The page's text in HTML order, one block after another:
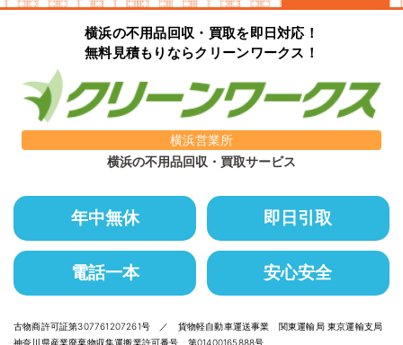
横浜の不用品回収・買取を即日対応！
無料見積もりならクリーンワークス！
横浜営業所
横浜の不用品回収・買取サービス
年中無休 即日引取
電話一本 安心安全
古物商許可証第307761207261号 ／ 貨物軽自動車運送事業 関東運輸局 東京運輸支局
神奈川県産業廃棄物収集運搬業許可番号 第01400165888号